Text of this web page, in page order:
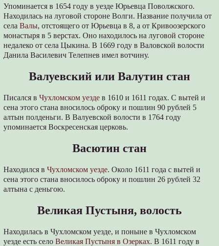
Упоминается в 1654 году в уезде Юрьевца Поволжского.
Находилась на луговой стороне Волги. Название получила от
селаВалы, отстоящего от Юрьевца в 8, а от Кривоозерского
монастыря в 5 верстах. Оно находилось на луговой стороне
недалеко от села Цыкина. В 1669 году в Валовской волости
Данила Василевич Телепнев имел вотчину.
Валуевский или Валутин стан
Писался вЧухломском уезде в 1610 и 1611 годах. С вытей и
сена этого стана вносилось оброку и пошлин 90 рублей 5
алтын полденьги. В Валуевской волости в 1764 году
упоминается Воскресенская церковь.
Васютин стан
Находился вЧухломском уезде. Около 1611 года с вытей и
сена этого стана вносилось оброку и пошлин 26 рублей 32
алтына с деньгою.
Великая Пустыня, волость
Находилась в Чухломском уезде, и поныне в Чухломском
уезде есть селоВеликая Пустыня в Озерках. В 1611 году в